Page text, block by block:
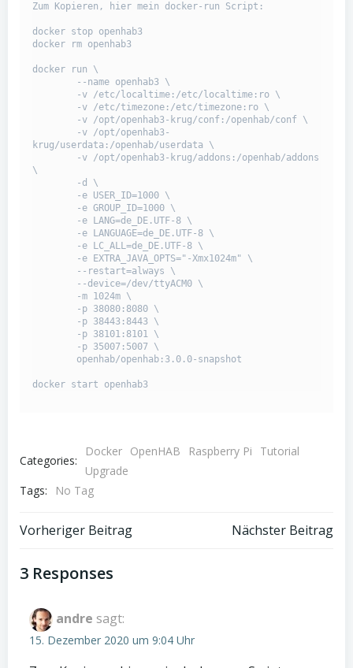
Zum Kopieren, hier mein docker-run Script:
docker stop openhab3
docker rm openhab3
docker run \
krug/userdata:/openhab/userdata \
\
docker start openhab3
Categories:
Docker OpenHAB Raspberry Pi
Tutorial
Upgrade
Tags:
No Tag
Beitrags-
Navigation
Vorheriger Beitrag
Beitrags-
Nächster Beitrag
3 Responses
andre sagt:
15. Dezember 2020 um 9:04 Uhr